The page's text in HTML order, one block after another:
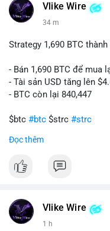
#vlikevn #titanbot
Vlike Wire
34 m
Strategy 1,690 BTC thành
- Bán 1,690 BTC để mua
- Tài sản USD tăng lên
- BTC còn lại 840,447
$btc #btc $strc #strc
#vlikevn
📰 Nguồn: Cointelegraph
Đọc thêm
Vlike Wire
1 h